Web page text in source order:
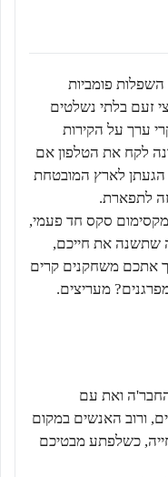
פומביות
זעם בלתי נשלטים
ערך על הקירות
לקח את הטלפון אם
הגעתן לארץ המובטחת
לתפארת.
סקס חד פעמי,
שתשנה את חייכם,
אתכם משחקנים קרים
מעריצים.
ואת עם
ורוב האנשים במקום
כשלפתע מבטיכם